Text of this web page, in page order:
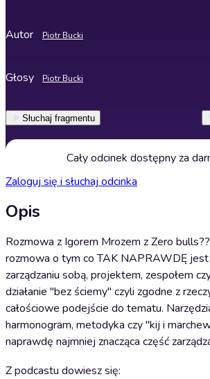
Autor Piotr Bucki
Głosy Piotr Bucki
Słuchaj fragmentu
Cały odcinek dostępny za
Zaloguj się i słuchaj odcinka
Opis
Rozmowa z Igorem Mrozem z Zero
rozmowa o tym co TAK NAPRAWDĘ
zarządzaniu sobą, projektem, zespołem
działanie "bez ściemy" czyli zgodne z
całościowe podejście do tematu.
harmonogram, metodyka czy "kij i
naprawdę najmniej znacząca część
Z podcastu dowiesz się: